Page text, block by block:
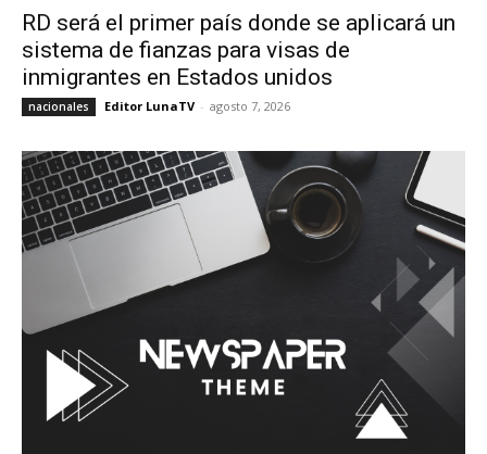
RD será el primer país donde se aplicará un
sistema de fianzas para visas de
inmigrantes en Estados unidos
nacionales Editor LunaTV - agosto 7, 2026